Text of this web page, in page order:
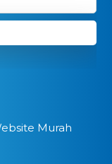
Murah